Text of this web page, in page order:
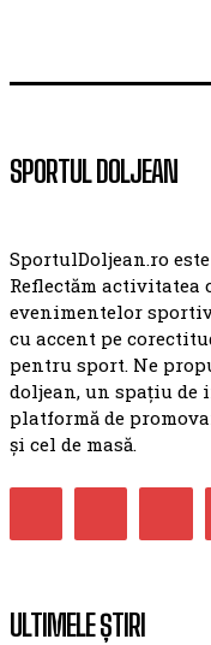
SPORTUL DOLJEAN
SportulDoljean.ro
Reflectăm
evenimentelor
cu accent pe
pentru sport. Ne
doljean, un spațiu de
platformă de
și cel de masă.
ULTIMELE ȘTIRI